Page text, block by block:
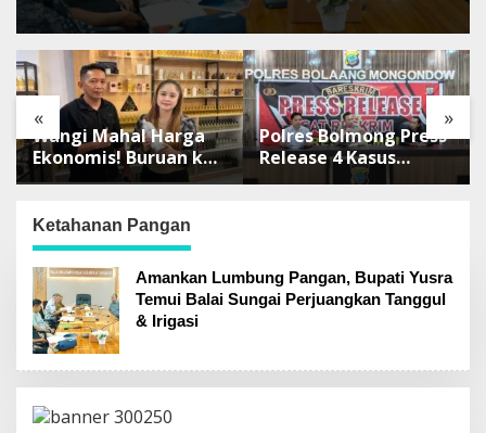
« »
Wangi Mahal Harga
Ekonomis! Buruan ke
Winda Mandiri
SMPN 2 Matali
Kotamobagu
Polres Bolmong Press
Release 4 Kasus
Tipidter, Semua
Ketahanan Pangan
Amankan Lumbung Pangan, Bupati Yusra
Temui Balai Sungai Perjuangkan Tanggul
& Irigasi